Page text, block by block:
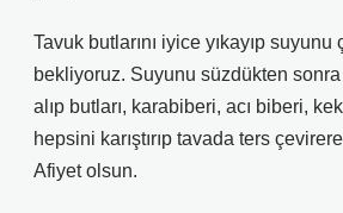
Tavuk butlarını iyice yıkayıp suyunu
bekliyoruz. Suyunu süzdükten sonra
alıp butları, karabiberi, acı biberi,
hepsini karıştırıp tavada ters
Afiyet olsun.